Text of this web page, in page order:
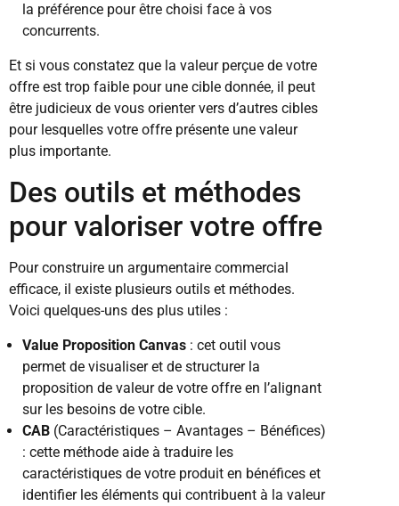
la préférence pour être choisi face à vos
concurrents.
Et si vous constatez que la valeur perçue de votre
offre est trop faible pour une cible donnée, il peut
être judicieux de vous orienter vers d’autres cibles
pour lesquelles votre offre présente une valeur
plus importante.
Des outils et méthodes
pour valoriser votre offre
Pour construire un argumentaire commercial
efficace, il existe plusieurs outils et méthodes.
Voici quelques-uns des plus utiles :
Value Proposition Canvas : cet outil vous
permet de visualiser et de structurer la
proposition de valeur de votre offre en l’alignant
sur les besoins de votre cible.
CAB (Caractéristiques – Avantages – Bénéfices)
: cette méthode aide à traduire les
caractéristiques de votre produit en bénéfices et
identifier les éléments qui contribuent à la valeur